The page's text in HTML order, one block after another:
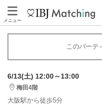
メニュー
このパーテ
6/13(土) 12:00～13:00
梅田4階
大阪駅から徒歩5分